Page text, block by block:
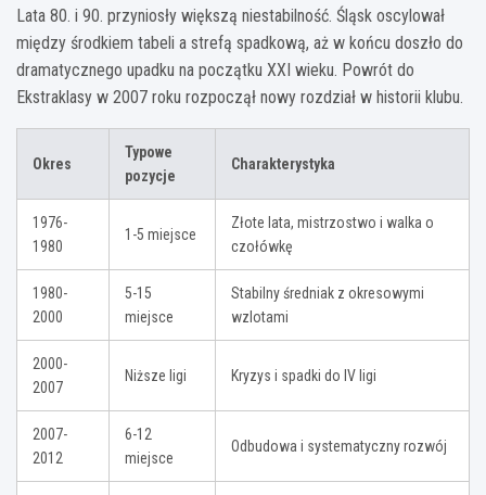
Lata 80. i 90. przyniosły większą niestabilność. Śląsk oscylował
między środkiem tabeli a strefą spadkową, aż w końcu doszło do
dramatycznego upadku na początku XXI wieku. Powrót do
Ekstraklasy w 2007 roku rozpoczął nowy rozdział w historii klubu.
Okres
Typowe
pozycje
Charakterystyka
1976-
1980
1-5 miejsce
Złote lata, mistrzostwo i walka o
czołówkę
1980-
2000
5-15
miejsce
Stabilny średniak z okresowymi
wzlotami
2000-
2007
Niższe ligi Kryzys i spadki do IV ligi
2007-
2012
6-12
miejsce
Odbudowa i systematyczny rozwój